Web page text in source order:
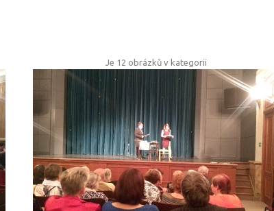
Je 12 obrázků v kategorii
JAK (NE) NALETĚT NEKALÝM
PRAKTIKÁM?
_2